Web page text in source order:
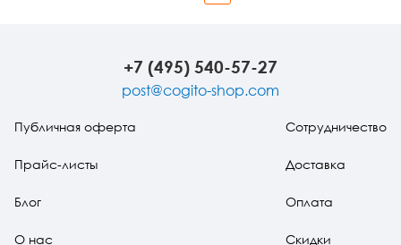
+7 (495) 540-57-27
post@cogito-shop.com
Публичная оферта
Прайс-листы
Блог
О нас
Сотрудничество
Доставка
Оплата
Скидки